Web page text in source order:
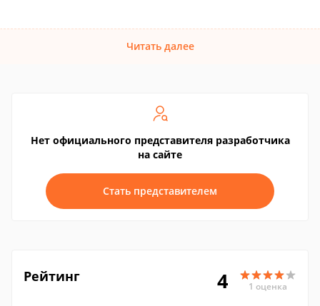
Читать далее
Нет официального представителя разработчика
на сайте
Стать представителем
Рейтинг 4 1 оценка